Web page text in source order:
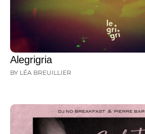
Alegrigria
BY LÉA BREUILLIER